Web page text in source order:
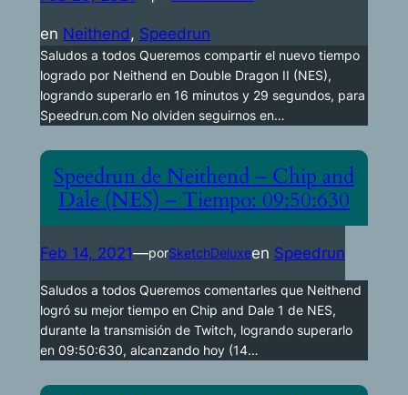
en Neithend, Speedrun
Saludos a todos Queremos compartir el nuevo tiempo
logrado por Neithend en Double Dragon II (NES),
logrando superarlo en 16 minutos y 29 segundos, para
Speedrun.com No olviden seguirnos en…
Speedrun de Neithend – Chip and
Dale (NES) – Tiempo: 09:50:630
Feb 14, 2021—porSketchDeluxeen Speedrun
Saludos a todos Queremos comentarles que Neithend
logró su mejor tiempo en Chip and Dale 1 de NES,
durante la transmisión de Twitch, logrando superarlo
en 09:50:630, alcanzando hoy (14…